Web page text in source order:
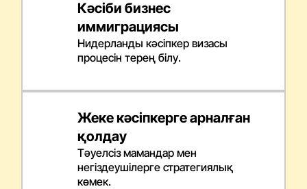
Кәсіби бизнес
иммиграциясы
Нидерланды кәсіпкер визасы
процесін терең білу.
Жеке кәсіпкерге арналған
қолдау
Тәуелсіз мамандар мен
негіздеушілерге стратегиялық
көмек.